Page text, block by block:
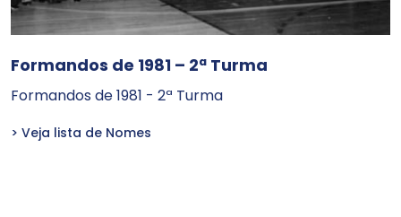
Formandos de 1981 – 2ª Turma
Formandos de 1981 - 2ª Turma
> Veja lista de Nomes